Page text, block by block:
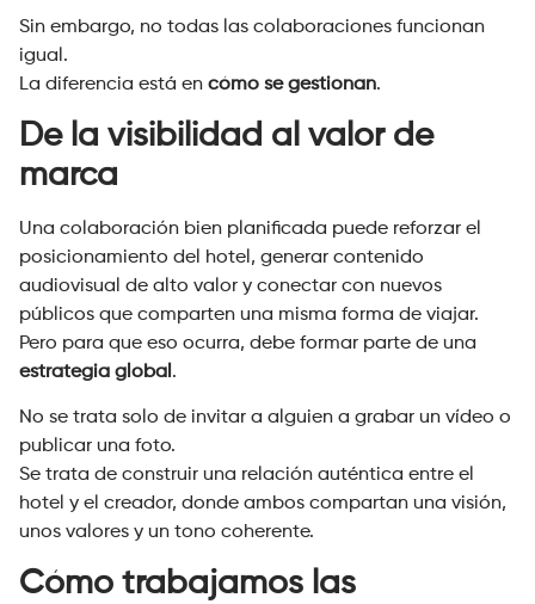
Sin embargo, no todas las colaboraciones funcionan
igual.
La diferencia está en cómo se gestionan.
De la visibilidad al valor de
marca
Una colaboración bien planificada puede reforzar el
posicionamiento del hotel, generar contenido
audiovisual de alto valor y conectar con nuevos
públicos que comparten una misma forma de viajar.
Pero para que eso ocurra, debe formar parte de una
estrategia global .
No se trata solo de invitar a alguien a grabar un vídeo o
publicar una foto.
Se trata de construir una relación auténtica entre el
hotel y el creador, donde ambos compartan una visión,
unos valores y un tono coherente.
Cómo trabajamos las